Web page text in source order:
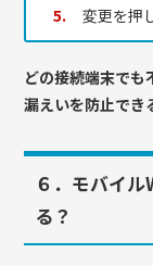
変更を押
どの接続端末でも
漏えいを防止でき
６．モバイ
る？